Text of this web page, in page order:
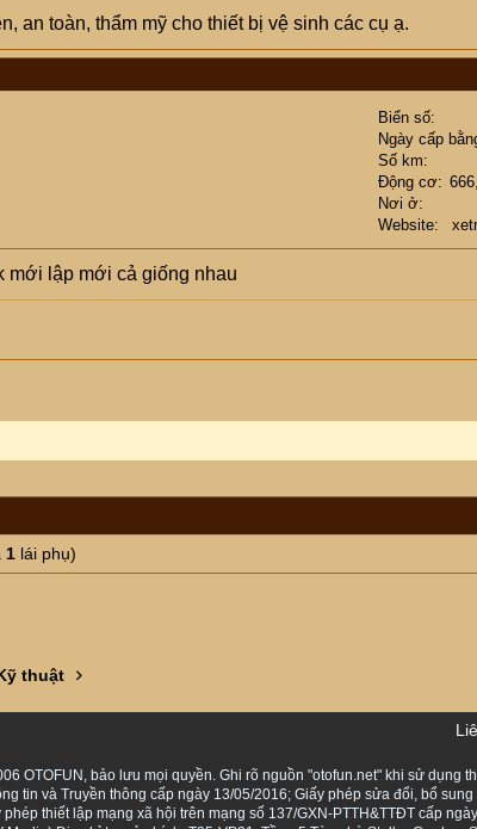
an toàn, thẩm mỹ cho thiết bị vệ sinh các cụ ạ.
Biển số
Ngày cấp
Số km
Động cơ
Nơi ở
Website
mới lập mới cả giống nhau
1 lái phụ)
thuật
OTOFUN, bảo lưu mọi quyền. Ghi rõ nguồn "otofun.net" khi sử dụng
tin và Truyền thông cấp ngày 13/05/2016; Giấy phép sửa đổi, bổ
thiết lập mạng xã hội trên mạng số 137/GXN-PTTH&TTĐT cấp